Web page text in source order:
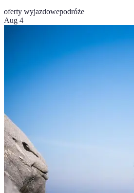
oferty wyjazdowepodróże
Aug 4